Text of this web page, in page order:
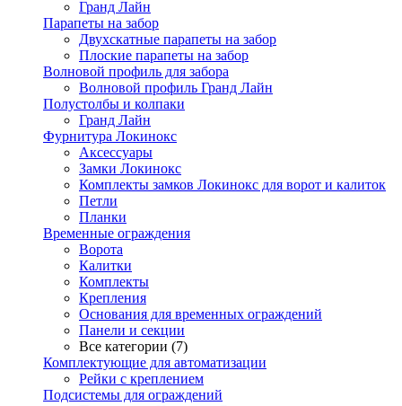
Гранд Лайн
Парапеты на забор
Двухскатные парапеты на забор
Плоские парапеты на забор
Волновой профиль для забора
Волновой профиль Гранд Лайн
Полустолбы и колпаки
Гранд Лайн
Фурнитура Локинокс
Аксессуары
Замки Локинокс
Комплекты замков Локинокс для ворот и калиток
Петли
Планки
Временные ограждения
Ворота
Калитки
Комплекты
Крепления
Основания для временных ограждений
Панели и секции
Все категории (7)
Комплектующие для автоматизации
Рейки с креплением
Подсистемы для ограждений